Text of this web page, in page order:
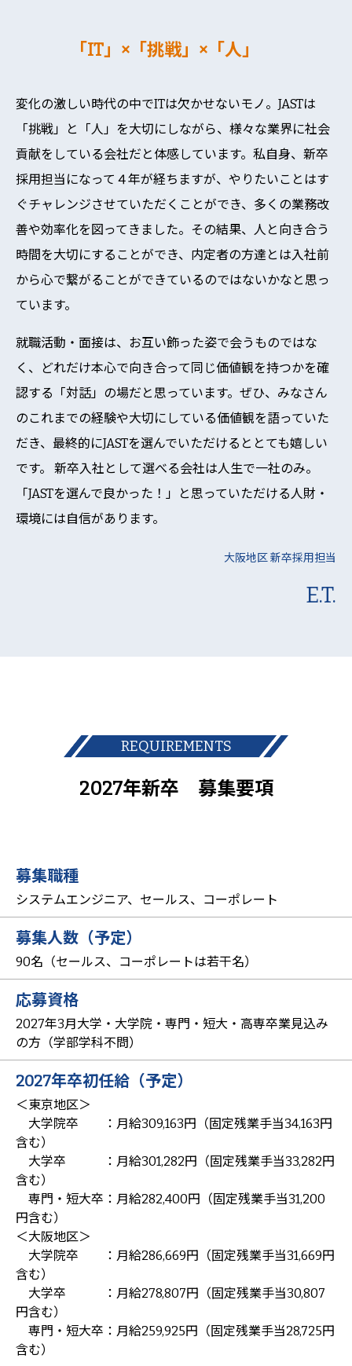
「IT」×「挑戦」×「人」
変化の激しい時代の中でITは欠かせないモノ。JASTは
「挑戦」と「人」を大切にしながら、様々な業界に社会
貢献をしている会社だと体感しています。私自身、新卒
採用担当になって４年が経ちますが、やりたいことはす
ぐチャレンジさせていただくことができ、多くの業務改
善や効率化を図ってきました。その結果、人と向き合う
時間を大切にすることができ、内定者の方達とは入社前
から心で繋がることができているのではないかなと思っ
ています。
就職活動・面接は、お互い飾った姿で会うものではな
く、どれだけ本心で向き合って同じ価値観を持つかを確
認する「対話」の場だと思っています。ぜひ、みなさん
のこれまでの経験や大切にしている価値観を語っていた
だき、最終的にJASTを選んでいただけるととても嬉しい
です。 新卒入社として選べる会社は人生で一社のみ。
「JASTを選んで良かった！」と思っていただける人財・
環境には自信があります。
大阪地区 新卒採用担当
E.T.
REQUIREMENTS
2027年新卒 募集要項
募集職種
システムエンジニア、セールス、コーポレート
募集人数（予定）
90名（セールス、コーポレートは若干名）
応募資格
2027年3月大学・大学院・専門・短大・高専卒業見込み
の方（学部学科不問）
2027年卒初任給（予定）
＜東京地区＞
大学院卒 ：月給309,163円（固定残業手当34,163円
含む）
大学卒 ：月給301,282円（固定残業手当33,282円
含む）
専門・短大卒：月給282,400円（固定残業手当31,200
円含む）
＜大阪地区＞
大学院卒 ：月給286,669円（固定残業手当31,669円
含む）
大学卒 ：月給278,807円（固定残業手当30,807
円含む）
専門・短大卒：月給259,925円（固定残業手当28,725円
含む）